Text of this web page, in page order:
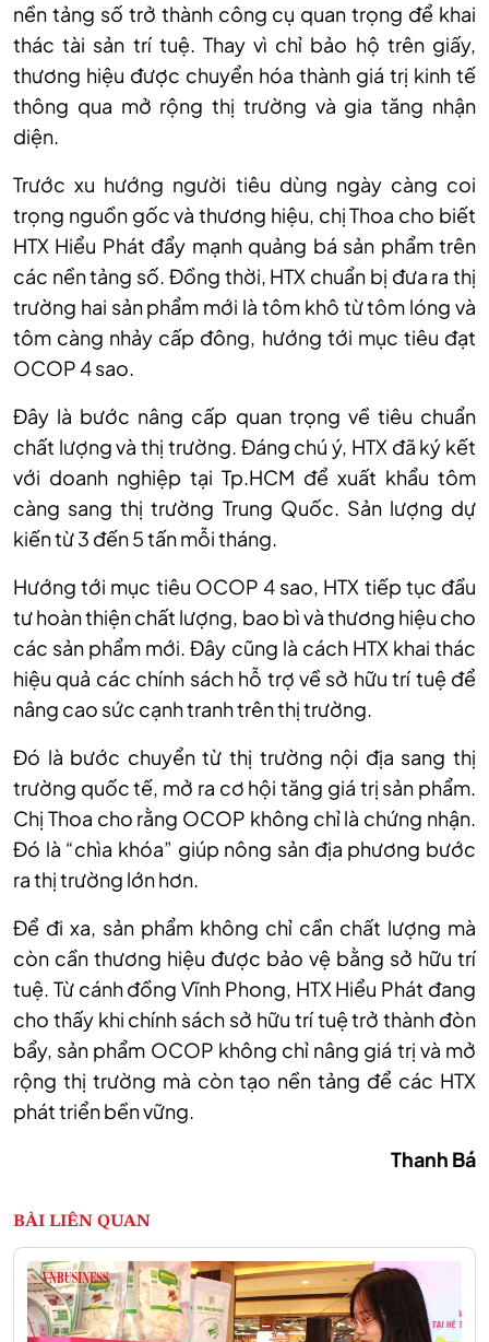
nền tảng số trở thành công cụ quan trọng để khai
thác tài sản trí tuệ. Thay vì chỉ bảo hộ trên giấy,
thương hiệu được chuyển hóa thành giá trị kinh tế
thông qua mở rộng thị trường và gia tăng nhận
diện.
Trước xu hướng người tiêu dùng ngày càng coi
trọng nguồn gốc và thương hiệu, chị Thoa cho biết
HTX Hiểu Phát đẩy mạnh quảng bá sản phẩm trên
các nền tảng số. Đồng thời, HTX chuẩn bị đưa ra thị
trường hai sản phẩm mới là tôm khô từ tôm lóng và
tôm càng nhảy cấp đông, hướng tới mục tiêu đạt
OCOP 4 sao.
Đây là bước nâng cấp quan trọng về tiêu chuẩn
chất lượng và thị trường. Đáng chú ý, HTX đã ký kết
với doanh nghiệp tại Tp.HCM để xuất khẩu tôm
càng sang thị trường Trung Quốc. Sản lượng dự
kiến từ 3 đến 5 tấn mỗi tháng.
Hướng tới mục tiêu OCOP 4 sao, HTX tiếp tục đầu
tư hoàn thiện chất lượng, bao bì và thương hiệu cho
các sản phẩm mới. Đây cũng là cách HTX khai thác
hiệu quả các chính sách hỗ trợ về sở hữu trí tuệ để
nâng cao sức cạnh tranh trên thị trường.
Đó là bước chuyển từ thị trường nội địa sang thị
trường quốc tế, mở ra cơ hội tăng giá trị sản phẩm.
Chị Thoa cho rằng OCOP không chỉ là chứng nhận.
Đó là “chìa khóa” giúp nông sản địa phương bước
ra thị trường lớn hơn.
Để đi xa, sản phẩm không chỉ cần chất lượng mà
còn cần thương hiệu được bảo vệ bằng sở hữu trí
tuệ. Từ cánh đồng Vĩnh Phong, HTX Hiểu Phát đang
cho thấy khi chính sách sở hữu trí tuệ trở thành đòn
bẩy, sản phẩm OCOP không chỉ nâng giá trị và mở
rộng thị trường mà còn tạo nền tảng để các HTX
phát triển bền vững.
Thanh Bá
BÀI LIÊN QUAN